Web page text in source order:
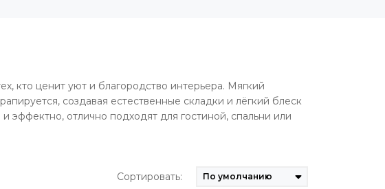
кто ценит уют и благородство интерьера. Мягкий
создавая естественные складки и лёгкий блеск
эффектно, отлично подходят для гостиной, спальни или
Сортировать: